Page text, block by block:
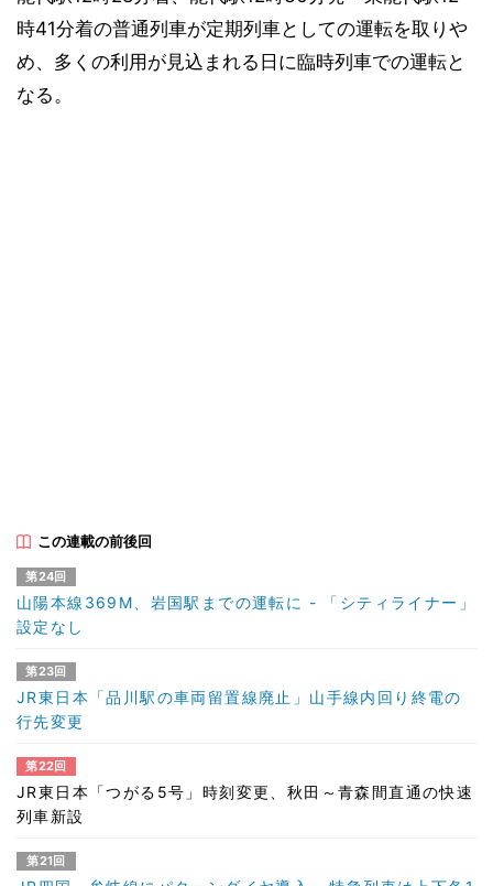
時41分着の普通列車が定期列車としての運転を取りや
め、多くの利用が見込まれる日に臨時列車での運転と
なる。
この連載の前後回
第24回
山陽本線369M、岩国駅までの運転に - 「シティライナー」
設定なし
第23回
JR東日本「品川駅の車両留置線廃止」山手線内回り終電の
行先変更
第22回
JR東日本「つがる5号」時刻変更、秋田～青森間直通の快速
列車新設
第21回